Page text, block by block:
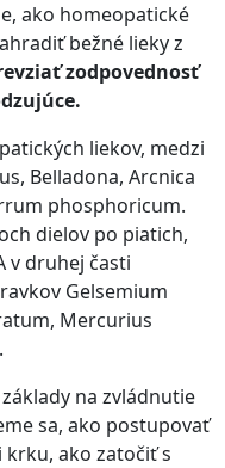
ako homeopatické
bežné lieky z
zodpovednosť
liekov, medzi
Belladona, Arcnica
phosphoricum.
dielov po piatich,
v druhej časti
Gelsemium
Mercurius
na zvládnutie
sa, ako postupovať
krku, ako zatočiť s